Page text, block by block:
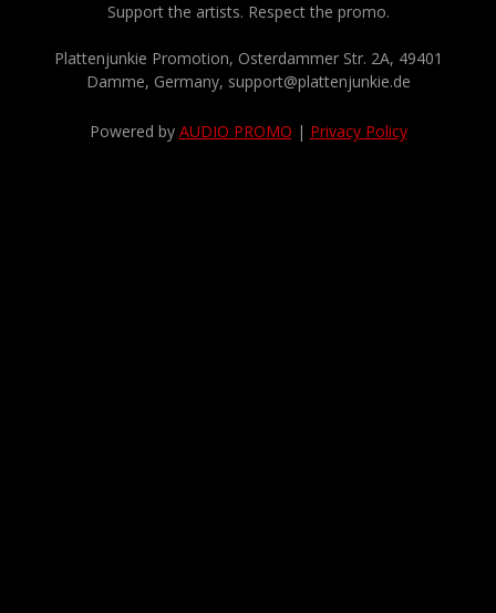
Support the artists. Respect the promo.
Plattenjunkie Promotion, Osterdammer Str. 2A, 49401
Damme, Germany, support@plattenjunkie.de
Powered by AUDIO PROMO | Privacy Policy